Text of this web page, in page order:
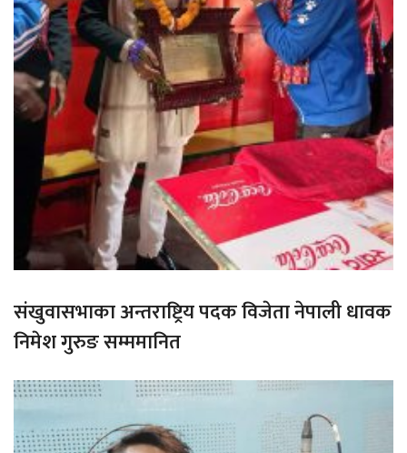
संखुवासभाका अन्तराष्ट्रिय पदक विजेता नेपाली धावक
निमेश गुरुङ सम्ममानित